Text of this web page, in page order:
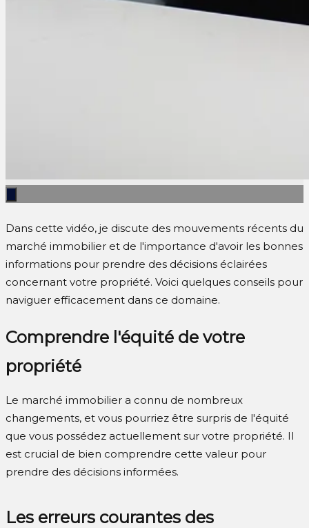
Dans cette vidéo, je discute des mouvements récents du
marché immobilier et de l'importance d'avoir les bonnes
informations pour prendre des décisions éclairées
concernant votre propriété. Voici quelques conseils pour
naviguer efficacement dans ce domaine.
Comprendre l'équité de votre
propriété
Le marché immobilier a connu de nombreux
changements, et vous pourriez être surpris de l'équité
que vous possédez actuellement sur votre propriété. Il
est crucial de bien comprendre cette valeur pour
prendre des décisions informées.
Les erreurs courantes des